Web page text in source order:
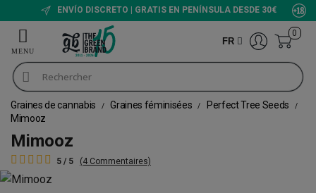
ENVÍO DISCRETO | GRATIS EN PENÍNSULA DESDE 30€
FR
0
Graines de cannabis Graines féminisées
Perfect Tree Seeds
Mimooz
Mimooz
5 / 5 (4 Commentaires)